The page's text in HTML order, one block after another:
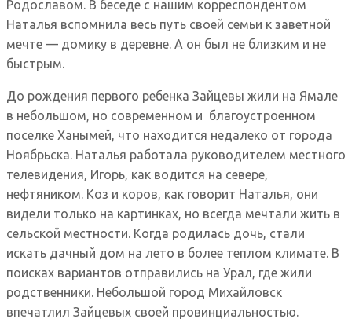
Родославом. В беседе с нашим корреспондентом
Наталья вспомнила весь путь своей семьи к заветной
мечте — домику в деревне. А он был не близким и не
быстрым.
До рождения первого ребенка Зайцевы жили на Ямале
в небольшом, но современном и благоустроенном
поселке Ханымей, что находится недалеко от города
Ноябрьска. Наталья работала руководителем местного
телевидения, Игорь, как водится на севере,
нефтяником. Коз и коров, как говорит Наталья, они
видели только на картинках, но всегда мечтали жить в
сельской местности. Когда родилась дочь, стали
искать дачный дом на лето в более теплом климате. В
поисках вариантов отправились на Урал, где жили
родственники. Небольшой город Михайловск
впечатлил Зайцевых своей провинциальностью.